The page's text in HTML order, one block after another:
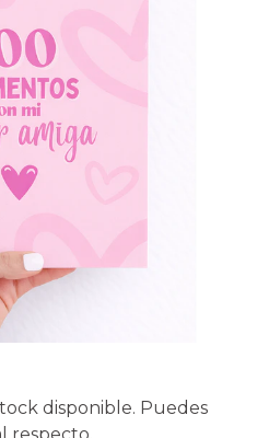
disponible. Puedes